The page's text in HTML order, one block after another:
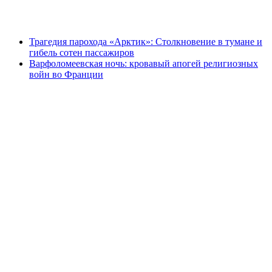
Трагедия парохода «Арктик»: Столкновение в тумане и
гибель сотен пассажиров
Варфоломеевская ночь: кровавый апогей религиозных
войн во Франции